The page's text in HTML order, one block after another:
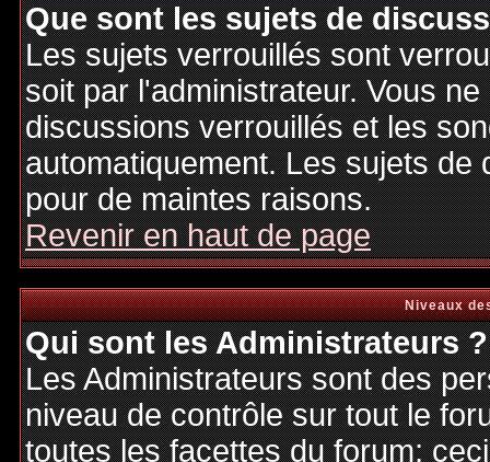
Que sont les sujets de
Les sujets verrouillés sont
soit par l'administrateur. Vous
discussions verrouillés et les
automatiquement. Les sujets
pour de maintes raisons.
Revenir en haut de page
Niveaux
Qui sont les Administrateurs ?
Les Administrateurs sont des
niveau de contrôle sur tout le
toutes les facettes du forum;